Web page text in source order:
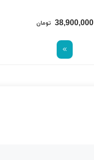
38,900,000 تومان